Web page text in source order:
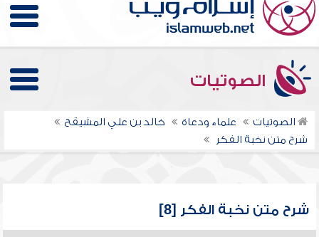
الصوتيات
الصوتيات علماء ودعاة
خالد بن علي المشيقح
شرح متن نخبة الفكر
شرح متن نخبة الفكر [8]